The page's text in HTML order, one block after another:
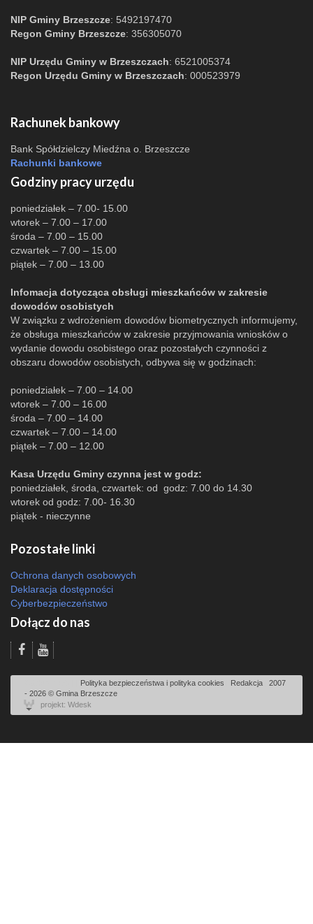
NIP Gminy Brzeszcze: 5492197470
Regon Gminy Brzeszcze: 356305070
NIP Urzędu Gminy w Brzeszczach: 6521005374
Regon Urzędu Gminy w Brzeszczach: 000523979
Rachunek bankowy
Bank Spółdzielczy Miedźna o. Brzeszcze
Rachunki bankowe
Godziny pracy urzędu
poniedziałek – 7.00- 15.00
wtorek – 7.00 – 17.00
środa – 7.00 – 15.00
czwartek – 7.00 – 15.00
piątek – 7.00 – 13.00
Infomacja dotycząca obsługi mieszkańców w zakresie
dowodów osobistych
W związku z wdrożeniem dowodów biometrycznych informujemy,
że obsługa mieszkańców w zakresie przyjmowania wniosków o
wydanie dowodu osobistego oraz pozostałych czynności z
obszaru dowodów osobistych, odbywa się w godzinach:
poniedziałek – 7.00 – 14.00
wtorek – 7.00 – 16.00
środa – 7.00 – 14.00
czwartek – 7.00 – 14.00
piątek – 7.00 – 12.00
Kasa Urzędu Gminy czynna jest w godz:
poniedziałek, środa, czwartek: od godz: 7.00 do 14.30
wtorek od godz: 7.00- 16.30
piątek - nieczynne
Pozostałe linki
Ochrona danych osobowych
Deklaracja dostępności
Cyberbezpieczeństwo
Dołącz do nas
Polityka bezpieczeństwa i polityka cookies Redakcja
2007
- 2026 © Gmina Brzeszcze
projekt: Wdesk